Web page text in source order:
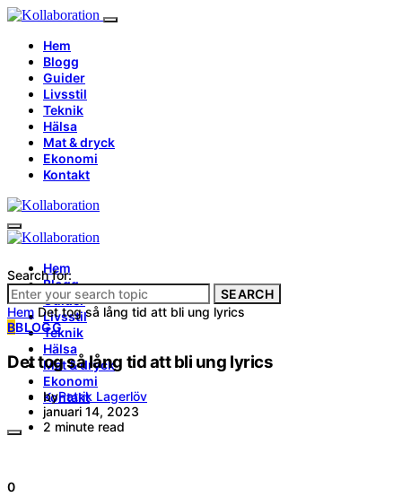
Hem
Blogg
Guider
Livsstil
Teknik
Hälsa
Mat & dryck
Ekonomi
Kontakt
Hem
Blogg
Guider
Livsstil
Teknik
Hälsa
Mat & dryck
Ekonomi
Kontakt
Search for:
SEARCH
Hem Det tog så lång tid att bli ung lyrics
BBLOGG
Det tog så lång tid att bli ung lyrics
byPatrik Lagerlöv
januari 14, 2023
2 minute read
0